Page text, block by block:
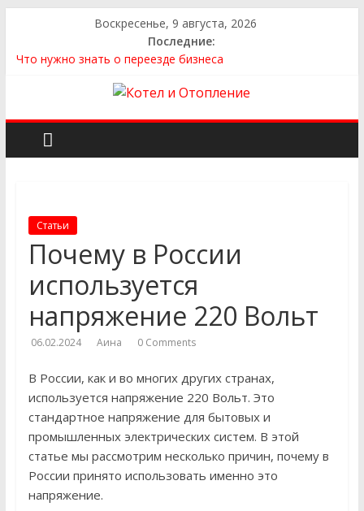
Воскресенье, 9 августа, 2026
Последние:
Что нужно знать о переезде бизнеса
Как выбрать сантехнику и отопление для дома в
Как найти идеальный каркасный дом для жизни за городом
и не ошибиться в выборе
Статьи
Почему в России
используется
напряжение 220 Вольт
06.02.2024 Аина 0 Comments
В России, как и во многих других странах,
используется напряжение 220 Вольт. Это
стандартное напряжение для бытовых и
промышленных электрических систем. В этой
статье мы рассмотрим несколько причин, почему в
России принято использовать именно это
напряжение.